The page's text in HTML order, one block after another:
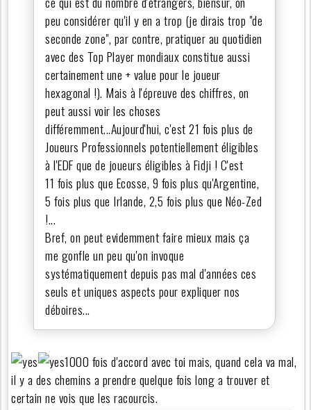
peu considérer qu'il y en a trop (je dirais trop "de
seconde zone", par contre, pratiquer au quotidien
avec des Top Player mondiaux constitue aussi
certainement une + value pour le joueur
hexagonal !). Mais à l'épreuve des chiffres, on
peut aussi voir les choses
différemment...Aujourd'hui, c'est 21 fois plus de
Joueurs Professionnels potentiellement éligibles
à l'EDF que de joueurs éligibles à Fidji ! C'est
11 fois plus que Ecosse, 9 fois plus qu'Argentine,
5 fois plus que Irlande, 2,5 fois plus que Néo-Zed
!...
Bref, on peut evidemment faire mieux mais ça
me gonfle un peu qu'on invoque
systématiquement depuis pas mal d'années ces
seuls et uniques aspects pour expliquer nos
déboires...
1000 fois d'accord avec toi mais, quand cela va mal,
il y a des chemins a prendre quelque fois long a trouver et
certain ne vois que les racourcis.